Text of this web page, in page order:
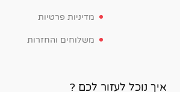
מדיניות פרטיות
משלוחים והחזרות
איך נוכל לעזור לכם ?